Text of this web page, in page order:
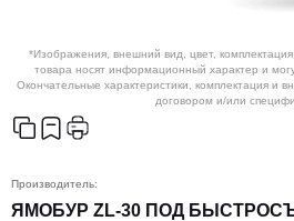
*Изображения, внешний вид, цвет, комплектация
товара носят информационный характер и
Окончательные характеристики, комплектация и
договором и/или
Производитель:
ЯМОБУР ZL-30 ПОД